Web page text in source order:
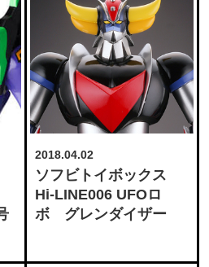
2018.04.02
ソフビトイボックス
Hi-LINE006 UFOロ
ボ グレンダイザー